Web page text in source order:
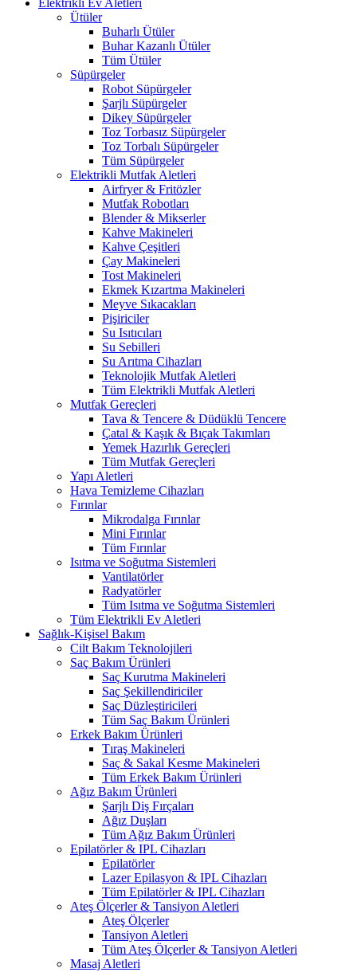
Elektrikli Ev Aletleri
Ütüler
Buharlı Ütüler
Buhar Kazanlı Ütüler
Tüm Ütüler
Süpürgeler
Robot Süpürgeler
Şarjlı Süpürgeler
Dikey Süpürgeler
Toz Torbasız Süpürgeler
Toz Torbalı Süpürgeler
Tüm Süpürgeler
Elektrikli Mutfak Aletleri
Airfryer & Fritözler
Mutfak Robotları
Blender & Mikserler
Kahve Makineleri
Kahve Çeşitleri
Çay Makineleri
Tost Makineleri
Ekmek Kızartma Makineleri
Meyve Sıkacakları
Pişiriciler
Su Isıtıcıları
Su Sebilleri
Su Arıtma Cihazları
Teknolojik Mutfak Aletleri
Tüm Elektrikli Mutfak Aletleri
Mutfak Gereçleri
Tava & Tencere & Düdüklü Tencere
Çatal & Kaşık & Bıçak Takımları
Yemek Hazırlık Gereçleri
Tüm Mutfak Gereçleri
Yapı Aletleri
Hava Temizleme Cihazları
Fırınlar
Mikrodalga Fırınlar
Mini Fırınlar
Tüm Fırınlar
Isıtma ve Soğutma Sistemleri
Vantilatörler
Radyatörler
Tüm Isıtma ve Soğutma Sistemleri
Tüm Elektrikli Ev Aletleri
Sağlık-Kişisel Bakım
Cilt Bakım Teknolojileri
Saç Bakım Ürünleri
Saç Kurutma Makineleri
Saç Şekillendiriciler
Saç Düzleştiricileri
Tüm Saç Bakım Ürünleri
Erkek Bakım Ürünleri
Tıraş Makineleri
Saç & Sakal Kesme Makineleri
Tüm Erkek Bakım Ürünleri
Ağız Bakım Ürünleri
Şarjlı Diş Fırçaları
Ağız Duşları
Tüm Ağız Bakım Ürünleri
Epilatörler & IPL Cihazları
Epilatörler
Lazer Epilasyon & IPL Cihazları
Tüm Epilatörler & IPL Cihazları
Ateş Ölçerler & Tansiyon Aletleri
Ateş Ölçerler
Tansiyon Aletleri
Tüm Ateş Ölçerler & Tansiyon Aletleri
Masaj Aletleri